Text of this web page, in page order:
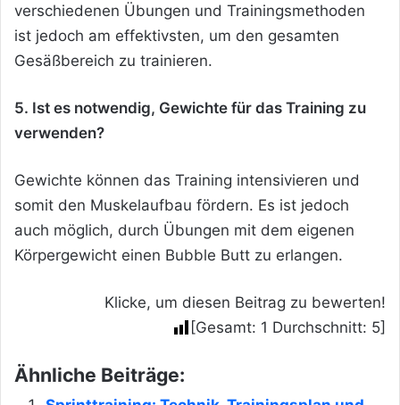
verschiedenen Übungen und Trainingsmethoden
ist jedoch am effektivsten, um den gesamten
Gesäßbereich zu trainieren.
5. Ist es notwendig, Gewichte für das Training zu
verwenden?
Gewichte können das Training intensivieren und
somit den Muskelaufbau fördern. Es ist jedoch
auch möglich, durch Übungen mit dem eigenen
Körpergewicht einen Bubble Butt zu erlangen.
Klicke, um diesen Beitrag zu bewerten!
[Gesamt: 1 Durchschnitt: 5]
Ähnliche Beiträge: